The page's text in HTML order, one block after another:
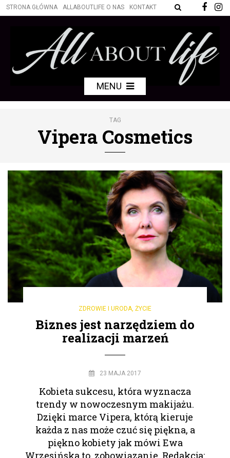
STRONA GŁÓWNA ALLABOUTLIFE O NAS KONTAKT
MENU
TAG
Vipera Cosmetics
ZDROWIE I URODA, ŻYCIE
Biznes jest narzędziem do
realizacji marzeń
23 MAJA 2017
Kobieta sukcesu, która wyznacza
trendy w nowoczesnym makijażu.
Dzięki marce Vipera, którą kieruje
każda z nas może czuć się piękna, a
piękno kobiety jak mówi Ewa
Wrzesińska to zobowiązanie. Redakcja: